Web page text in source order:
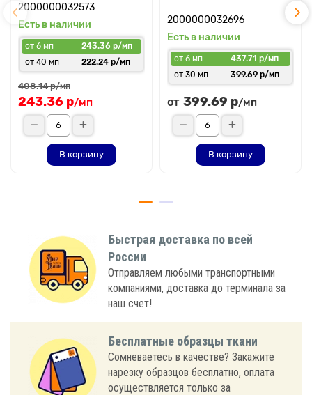
2000000032573
Есть в наличии
от 6 мп
243.36 р/мп
от 40 мп
222.24 р/мп
408.14 р/мп
243.36 р/мп
В корзину
2000000032696
Есть в наличии
от 6 мп
437.71 р/мп
от 30 мп
399.69 р/мп
от 399.69 р/мп
В корзину
Быстрая доставка по всей
России
Отправляем любыми транспортными
компаниями, доставка до терминала за
наш счет!
Бесплатные образцы ткани
Сомневаетесь в качестве? Закажите
нарезку образцов бесплатно, оплата
осуществляется только за